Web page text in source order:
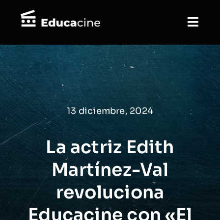
contenido
El Festival
Ediciones Anteriores
Guías didácticas
Blog
Contáctanos
13 diciembre, 2024
La actriz Edith
Martínez-Val
revoluciona
Educacine con «El